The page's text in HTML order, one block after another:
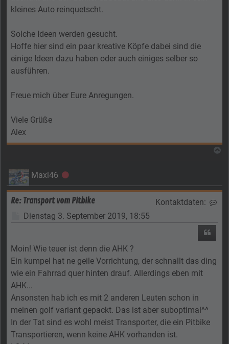
kleines Auto reinquetscht.
Solche Ideen werden gesucht.
Hoffe hier sind ein paar kreative Köpfe dabei sind die
einige Ideen dazu haben oder auch einiges selber so
ausführen.
Freue mich über Eure Anregungen.
Viele Grüße
Alex
Maxl46 Offline
Re: Transport vom Pitbike Kontaktdaten:
Beitrag
Dienstag 3. September 2019, 18:55
Moin! Wie teuer ist denn die AHK ?
Ein kumpel hat ne geile Vorrichtung, der schnallt das ding
wie ein Fahrrad quer hinten drauf. Allerdings eben mit
AHK...
Ansonsten hab ich es mit 2 anderen Leuten schon in
meinen golf variant gepackt. Das ist aber suboptimal^^
In der Tat sind es wohl meist Transporter, die ein Pitbike
Transportieren, wenn keine AHK vorhanden ist.